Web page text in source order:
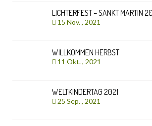
LICHTERFEST – SANKT MARTIN
15 Nov. , 2021
WILLKOMMEN HERBST
11 Okt. , 2021
WELTKINDERTAG 2021
25 Sep. , 2021